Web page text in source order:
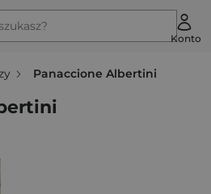
Konto
Panaccione Albertini